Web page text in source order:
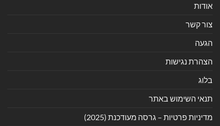
אודות
צור קשר
הגעה
הצהרת נגישות
בלוג
תנאי השימוש באתר
מדיניות פרטיות – גרסה מעודכנת (2025)